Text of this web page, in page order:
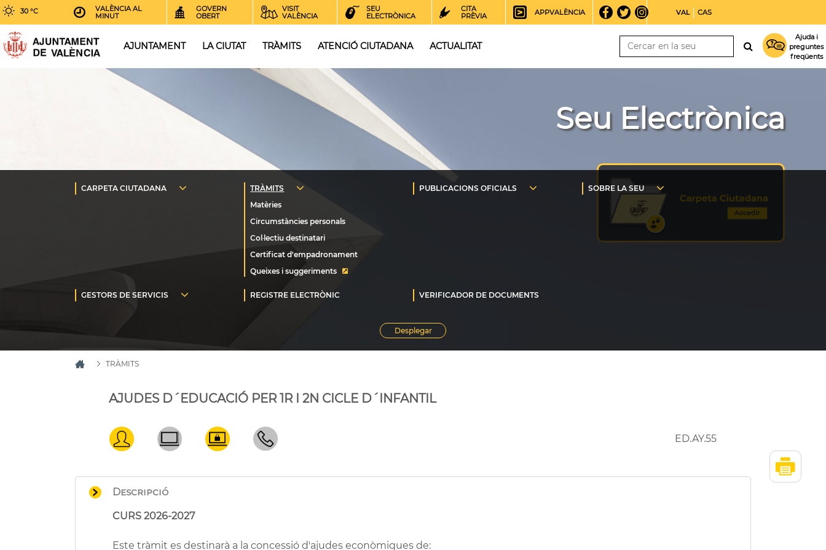
30 °C
VALÈNCIA AL
MINUT
GOVERN
OBERT
VISIT
VALÈNCIA
SEU
ELECTRÒNICA
CITA
PRÈVIA
APPVALÈNCIA VAL CAS
AJUNTAMENT LA CIUTAT TRÀMITS ATENCIÓ CIUTADANA ACTUALITAT
Ajuda i
preguntes
freqüents
Seu Electrònica
Queixes i suggeriments
TRÀMITS
AJUDES D´EDUCACIÓ PER 1R I 2N CICLE D´INFANTIL
ED.AY.55
Descripció
CURS 2026-2027
Este tràmit es destinarà a la concessió d'ajudes econòmiques de: